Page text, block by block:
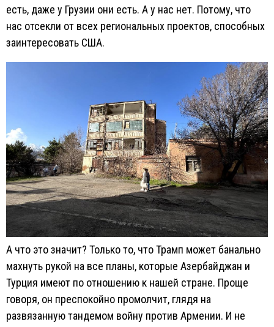
есть, даже у Грузии они есть. А у нас нет. Потому, что
нас отсекли от всех региональных проектов, способных
заинтересовать США.
А что это значит? Только то, что Трамп может банально
махнуть рукой на все планы, которые Азербайджан и
Турция имеют по отношению к нашей стране. Проще
говоря, он преспокойно промолчит, глядя на
развязанную тандемом войну против Армении. И не